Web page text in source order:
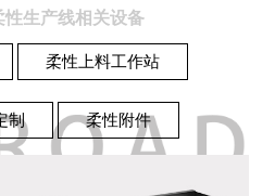
性生产线相关设备
柔性上料工作站
制 柔性附件